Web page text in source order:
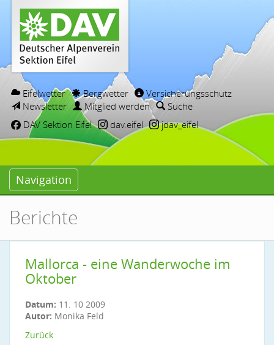
Eifelwetter Bergwetter
Versicherungsschutz
Newsletter
Mitglied werden
Suche
DAV Sektion Eifel
dav.eifel jdav_eifel
Navigation
Berichte
Mallorca - eine Wanderwoche im
Oktober
Datum: 11. 10 2009
Autor: Monika Feld
Zurück